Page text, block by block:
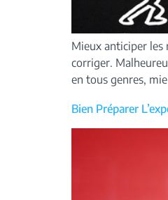
Mieux anticiper les
corriger.
en tous genres,
Bien Préparer